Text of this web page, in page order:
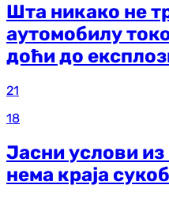
Шта никако не
аутомобилу
доћи до
21
18
Јасни услови
нема краја